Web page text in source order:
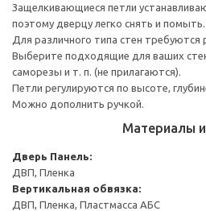
Защелкивающиеся петли
поэтому дверцу легко снять и помыть.
Для различного типа стен требуются
Выберите подходящие для ваших
саморезы и т. п. (не прилагаются).
Петли регулируются по высоте,
Можно дополнить ручкой.
Материалы
Дверь Панель:
ДВП, Пленка
Вертикальная обвязка:
ДВП, Пленка, Пластмасса АБС